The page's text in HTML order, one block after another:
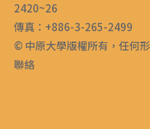
2420~26
傳真：+886-3-265-2499
© 中原大學版權所有，任何
聯絡